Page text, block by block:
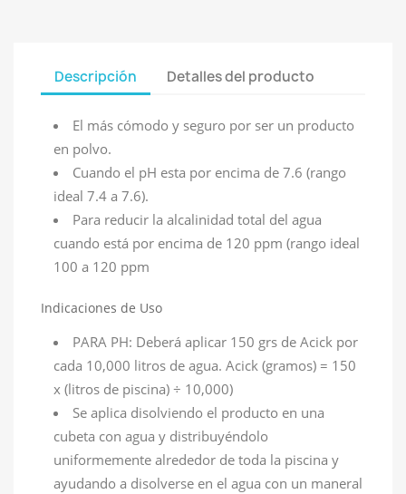
Descripción Detalles del producto
El más cómodo y seguro por ser un producto
en polvo.
Cuando el pH esta por encima de 7.6 (rango
ideal 7.4 a 7.6).
Para reducir la alcalinidad total del agua
cuando está por encima de 120 ppm (rango ideal
100 a 120 ppm
Indicaciones de Uso
PARA PH: Deberá aplicar 150 grs de Acick por
cada 10,000 litros de agua. Acick (gramos) = 150
x (litros de piscina) ÷ 10,000)
Se aplica disolviendo el producto en una
cubeta con agua y distribuyéndolo
uniformemente alrededor de toda la piscina y
ayudando a disolverse en el agua con un maneral